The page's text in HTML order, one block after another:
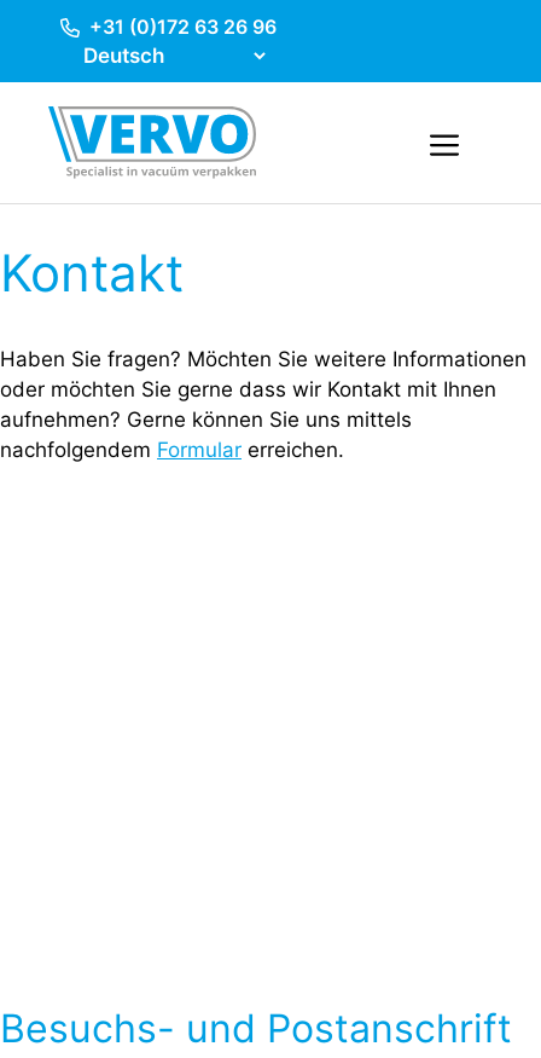
inhoud
+31 (0)172 63 26 96
Menu
Kontakt
Haben Sie fragen? Möchten Sie weitere Informationen
oder möchten Sie gerne dass wir Kontakt mit Ihnen
aufnehmen? Gerne können Sie uns mittels
nachfolgendem Formular erreichen.
Besuchs- und Postanschrift